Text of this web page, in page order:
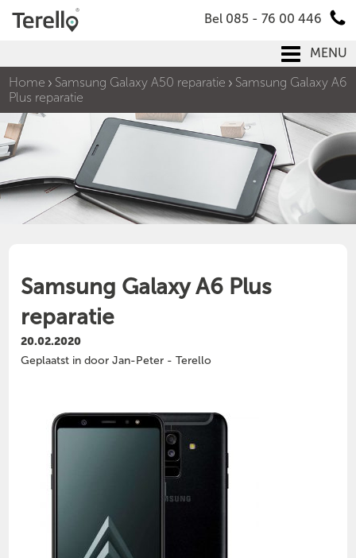
Bel 085 - 76 00 446
MENU
Home
Samsung Galaxy A50 reparatie
Samsung Galaxy A6
Plus reparatie
Samsung Galaxy A6 Plus
reparatie
20.02.2020
Geplaatst in door Jan-Peter - Terello